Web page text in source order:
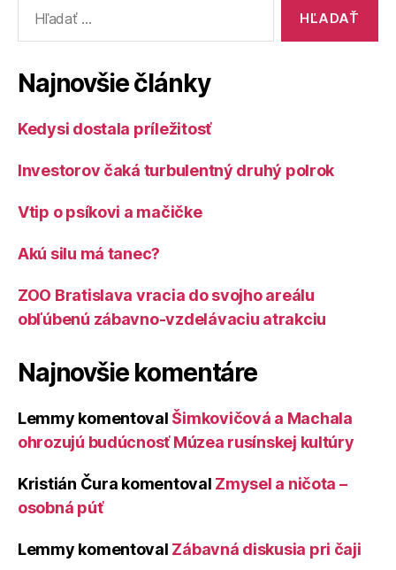
Slovensko
Najnovšie články
Kedysi dostala príležitosť
Investorov čaká turbulentný druhý polrok
Vtip o psíkovi a mačičke
Akú silu má tanec?
ZOO Bratislava vracia do svojho areálu
obľúbenú zábavno-vzdelávaciu atrakciu
Najnovšie komentáre
Lemmy komentoval Šimkovičová a Machala
ohrozujú budúcnosť Múzea rusínskej kultúry
Kristián Čura komentoval Zmysel a ničota –
osobná púť
Lemmy komentoval Zábavná diskusia pri čaji